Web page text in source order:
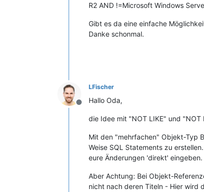
R2 AND !=Microsoft Windows
Gibt es da eine einfache
Danke schonmal.
Offline
LFischer
Hallo Oda,
die Idee mit "NOT LIKE" und "NOT
Mit den "mehrfachen" Objekt-Typ
Weise SQL Statements zu
eure Änderungen 'direkt' eingeben.
Aber Achtung: Bei Objekt-
nicht nach deren Titeln - Hier wird